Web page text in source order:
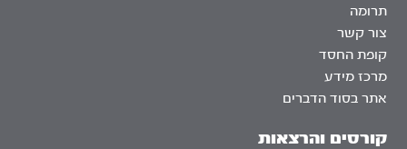
תרומה
צור קשר
קופת החסד
מרכז מידע
אתר בסוד הדברים
קורסים והרצאות